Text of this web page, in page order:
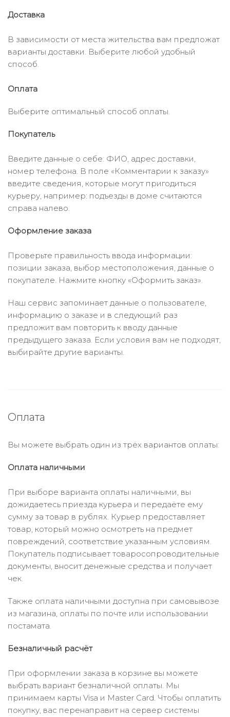
Доставка
В зависимости от места жительства вам предложат
варианты доставки. Выберите любой удобный
способ.
Оплата
Выберите оптимальный способ оплаты.
Покупатель
Введите данные о себе: ФИО, адрес доставки,
номер телефона. В поле «Комментарии к заказу»
введите сведения, которые могут пригодиться
курьеру, например: подъезды в доме считаются
справа налево.
Оформление заказа
Проверьте правильность ввода информации:
позиции заказа, выбор местоположения, данные о
покупателе. Нажмите кнопку «Оформить заказ».
Наш сервис запоминает данные о пользователе,
информацию о заказе и в следующий раз
предложит вам повторить к вводу данные
предыдущего заказа. Если условия вам не подходят,
выбирайте другие варианты.
Оплата
Вы можете выбрать один из трёх вариантов оплаты:
Оплата наличными
При выборе варианта оплаты наличными, вы
дожидаетесь приезда курьера и передаёте ему
сумму за товар в рублях. Курьер предоставляет
товар, который можно осмотреть на предмет
повреждений, соответствие указанным условиям.
Покупатель подписывает товаросопроводительные
документы, вносит денежные средства и получает
чек.
Также оплата наличными доступна при самовывозе
из магазина, оплаты по почте или использовании
постамата.
Безналичный расчёт
При оформлении заказа в корзине вы можете
выбрать вариант безналичной оплаты. Мы
принимаем карты Visa и Master Card. Чтобы оплатить
покупку, вас перенаправит на сервер системы